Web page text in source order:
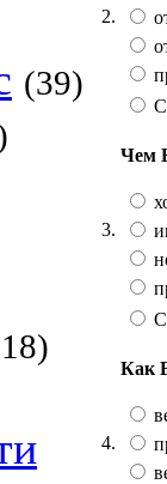
(39)
2.
3.
Чем
4.
Как